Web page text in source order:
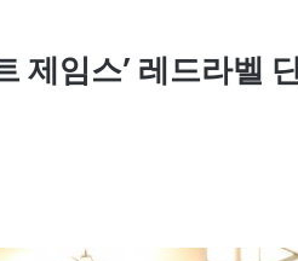
제임스’ 레드라벨